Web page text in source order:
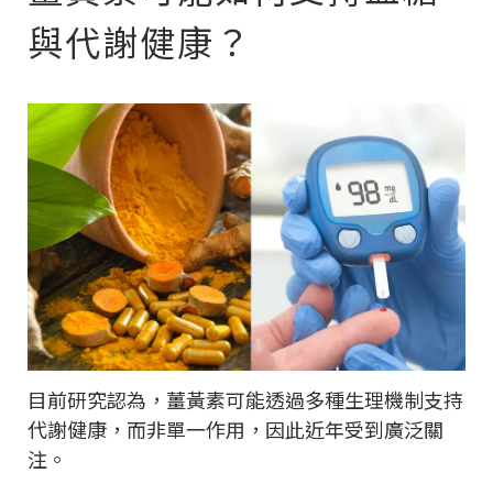
與代謝健康？
目前研究認為，薑黃素可能透過多種生理機制支持
代謝健康，而非單一作用，因此近年受到廣泛關
注。